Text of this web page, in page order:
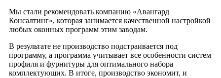
Мы стали рекомендовать компанию «Авангард
Консалтинг», которая занимается качественной настройкой
любых оконных программ этим заводам.
В результате не производство подстраивается под
программу, а программа учитывает все особенности систем
профиля и фурнитуры для оптимального набора
комплектующих. В итоге, производство экономит, и